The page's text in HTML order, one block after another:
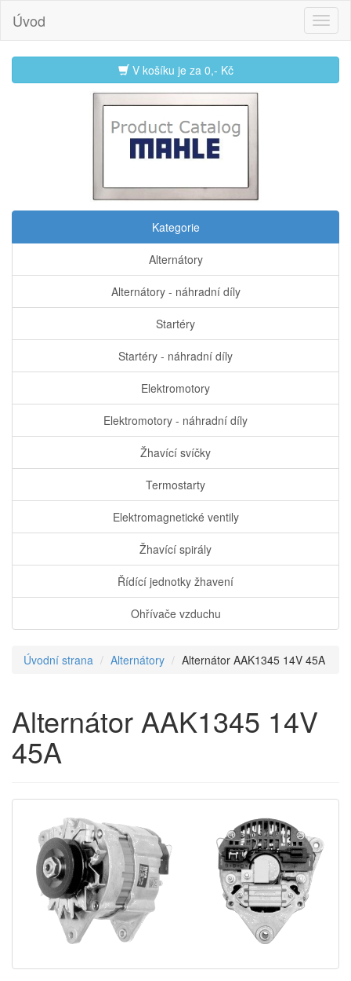
Úvod
V košíku je za 0,- Kč
Kategorie
Alternátory
Alternátory - náhradní díly
Startéry
Startéry - náhradní díly
Elektromotory
Elektromotory - náhradní díly
Žhavící svíčky
Termostarty
Elektromagnetické ventily
Žhavící spirály
Řídící jednotky žhavení
Ohřívače vzduchu
Úvodní strana Alternátory Alternátor AAK1345 14V 45A
Alternátor AAK1345 14V
45A